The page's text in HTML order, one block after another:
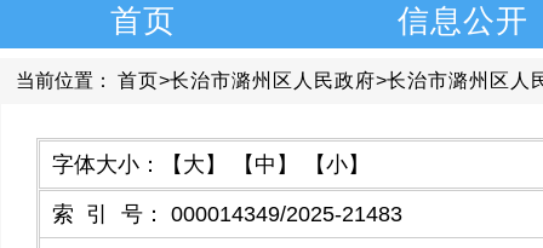
首页 信息公开
当前位置： 首页>长治市潞州区人民政府>长治市潞州区人
字体大小： 【大】 【中】 【小】
索引号 ：
000014349/2025-21483